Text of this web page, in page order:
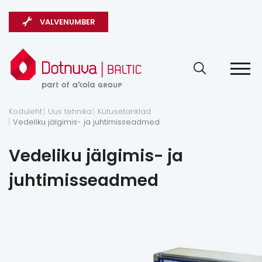
VALVENUMBER
Koduleht Uus tehnika
Kütusetanklad
Vedeliku jälgimis- ja juhtimisseadmed
Vedeliku jälgimis- ja
juhtimisseadmed